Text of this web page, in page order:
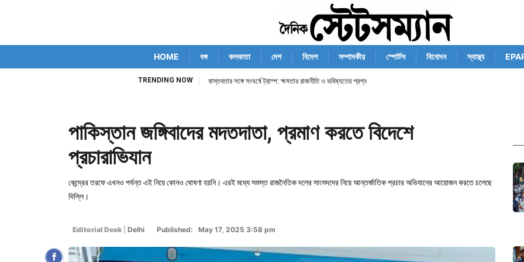
HOME বঙ্গ কলকাতা দেশ বিদেশ সম্পাদকীয় স্পোর্টস বিনোদন স্বাস্থ্য
TRENDING NOW বাস্তবতার সঙ্গে সংঘর্ষে ট্রাম্প: ক্ষমতার রাজনীতি ও ভবিষ্যতের প্রশ্ন
পাকিস্তান জঙ্গিবাদের মদতদাতা, প্রমাণ করতে বিদেশে
প্রচারাভিযান
কেন্দ্রের তরফে এখনও পর্যন্ত এই নিয়ে কোনও ঘোষণা হয়নি। এরই মধ্যে সমস্ত রাজনৈতিক দলের সাংসদদের নিয়ে আন্তর্জাতিক প্রচার অভিযানের আয়োজন করতে চলেছে
দিল্লি।
Editorial Desk Delhi Published: May 17, 2025 3:58 pm